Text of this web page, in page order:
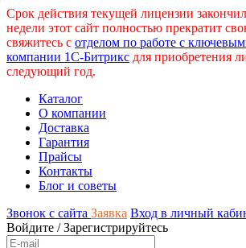
Срок действия текущей лицензии
недели этот сайт полностью прекратит
свяжитесь с отделом по работе с
компании 1С-Битрикс для приобретения
следующий год.
Каталог
О компании
Доставка
Гарантия
Прайсы
Контакты
Блог и советы
Звонок с сайта Заявка Вход в личный
Войдите /Зарегистрируйтесь